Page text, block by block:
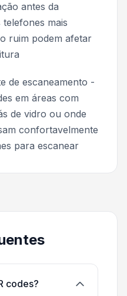
antes da
mais
ruim podem afetar
de escaneamento -
em áreas com
de vidro ou onde
confortavelmente
para escanear
codes?